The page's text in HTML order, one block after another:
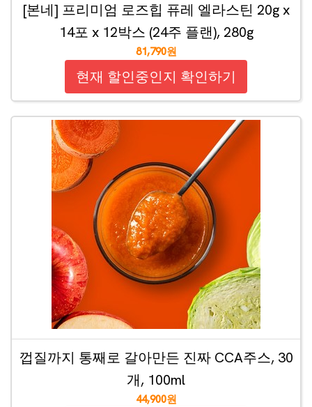
[본네] 프리미엄 로즈힙 퓨레 엘라스틴 20g x
14포 x 12박스 (24주 플랜), 280g
81,790원
현재 할인중인지 확인하기
껍질까지 통째로 갈아만든 진짜 CCA주스, 30
개, 100ml
44,900원